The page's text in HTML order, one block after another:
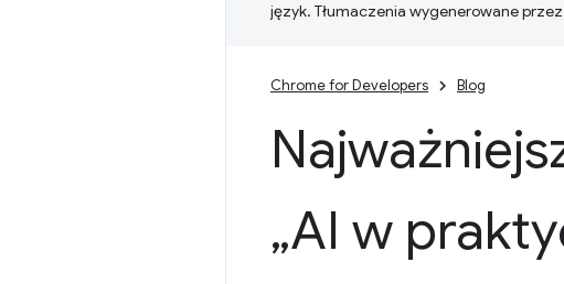
język. Tłumaczenia wygenerowane
Chrome for Developers Blog
„AI w